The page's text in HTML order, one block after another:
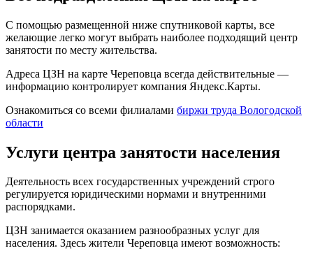
С помощью размещенной ниже спутниковой карты, все
желающие легко могут выбрать наиболее подходящий центр
занятости по месту жительства.
Адреса ЦЗН на карте Череповца всегда действительные —
информацию контролирует компания Яндекс.Карты.
Ознакомиться со всеми филиалами биржи труда Вологодской
области
Услуги центра занятости населения
Деятельность всех государственных учреждений строго
регулируется юридическими нормами и внутренними
распорядками.
ЦЗН занимается оказанием разнообразных услуг для
населения. Здесь жители Череповца имеют возможность: